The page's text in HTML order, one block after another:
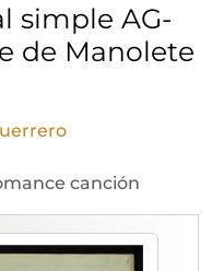
simple AG-
de Manolete
canción